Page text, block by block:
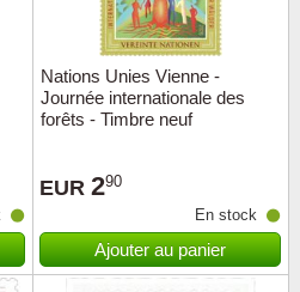
Nations Unies Vienne -
Journée internationale des
forêts - Timbre neuf
EUR 290
En stock
Ajouter au panier